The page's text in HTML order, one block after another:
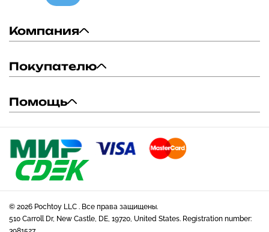
Компания
Покупателю
Помощь
© 2026 Pochtoy LLC . Все права защищены.
510 Carroll Dr, New Castle, DE, 19720, United States. Registration number: